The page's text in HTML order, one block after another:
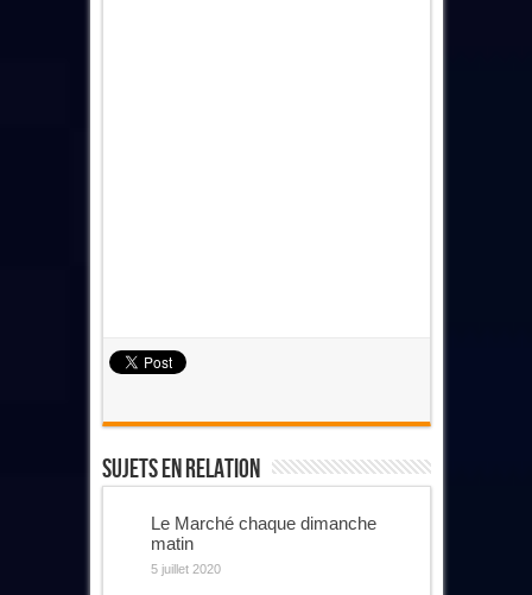
Sujets En Relation
Le Marché chaque dimanche
matin
5 juillet 2020